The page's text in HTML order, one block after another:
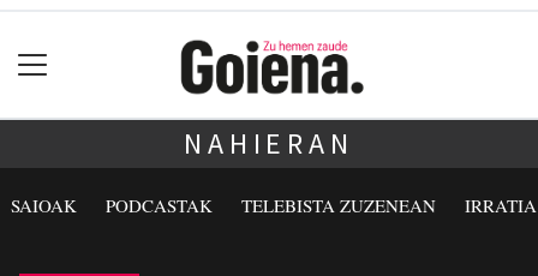
NAHIERAN
SAIOAK PODCASTAK TELEBISTA ZUZENEAN